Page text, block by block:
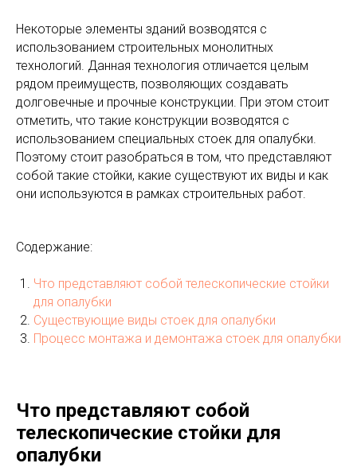
Некоторые элементы зданий возводятся с
использованием строительных монолитных
технологий. Данная технология отличается целым
рядом преимуществ, позволяющих создавать
долговечные и прочные конструкции. При этом стоит
отметить, что такие конструкции возводятся с
использованием специальных стоек для опалубки.
Поэтому стоит разобраться в том, что представляют
собой такие стойки, какие существуют их виды и как
они используются в рамках строительных работ.
Содержание:
Что представляют собой телескопические стойки
для опалубки
Существующие виды стоек для опалубки
Процесс монтажа и демонтажа стоек для опалубки
Что представляют собой
телескопические стойки для
опалубки